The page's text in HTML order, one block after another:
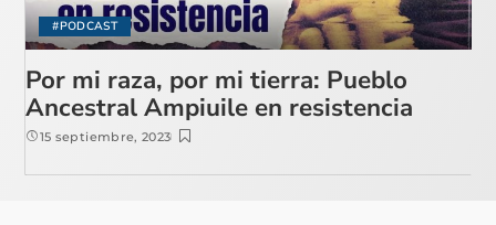
#PODCAST
Por mi raza, por mi tierra: Pueblo
Ancestral Ampiuile en resistencia
15 septiembre, 2023